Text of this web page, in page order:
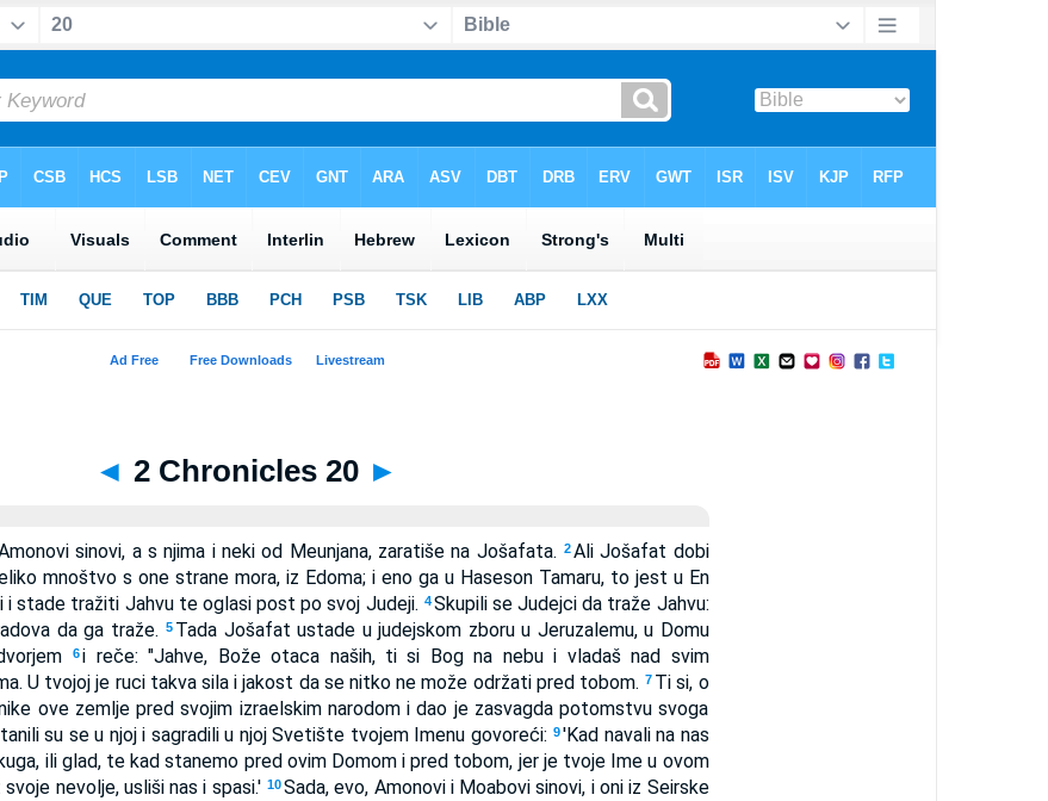
◄ 2 Chronicles 20 ►
sinovi, a s njima i neki od Meunjana, zaratiše na Jošafata. 2Ali Jošafat dobi
mnoštvo s one strane mora, iz Edoma; i eno ga u Haseson Tamaru, to jest u En
i stade tražiti Jahvu te oglasi post po svoj Judeji. 4Skupili se Judejci da traže Jahvu:
da ga traže.
5 Tada Jošafat ustade u judejskom zboru u Jeruzalemu, u Domu
6i reče: "Jahve, Bože otaca naših, ti si Bog na nebu i vladaš nad svim
U tvojoj je ruci takva sila i jakost da se nitko ne može održati pred tobom. 7 Ti si, o
ove zemlje pred svojim izraelskim narodom i dao je zasvagda potomstvu svoga
su se u njoj i sagradili u njoj Svetište tvojem Imenu govoreći: 9'Kad navali na nas
ili glad, te kad stanemo pred ovim Domom i pred tobom, jer je tvoje Ime u ovom
nevolje, usliši nas i spasi.' 10Sada, evo, Amonovi i Moabovi sinovi, i oni iz Seirske